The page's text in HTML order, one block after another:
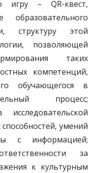
игру – QR-квест,
образовательного
структуру этой
позволяющей
таких
компетенций,
обучающегося в
процесс;
умений
с информацией;
за
к культурным